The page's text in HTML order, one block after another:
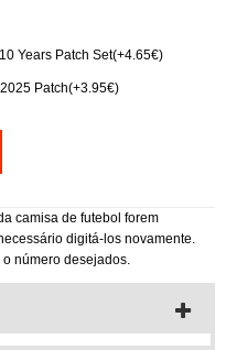
Years Patch Set(+4.65€)
Patch(+3.95€)
camisa de futebol forem
digitá-los novamente.
número desejados.